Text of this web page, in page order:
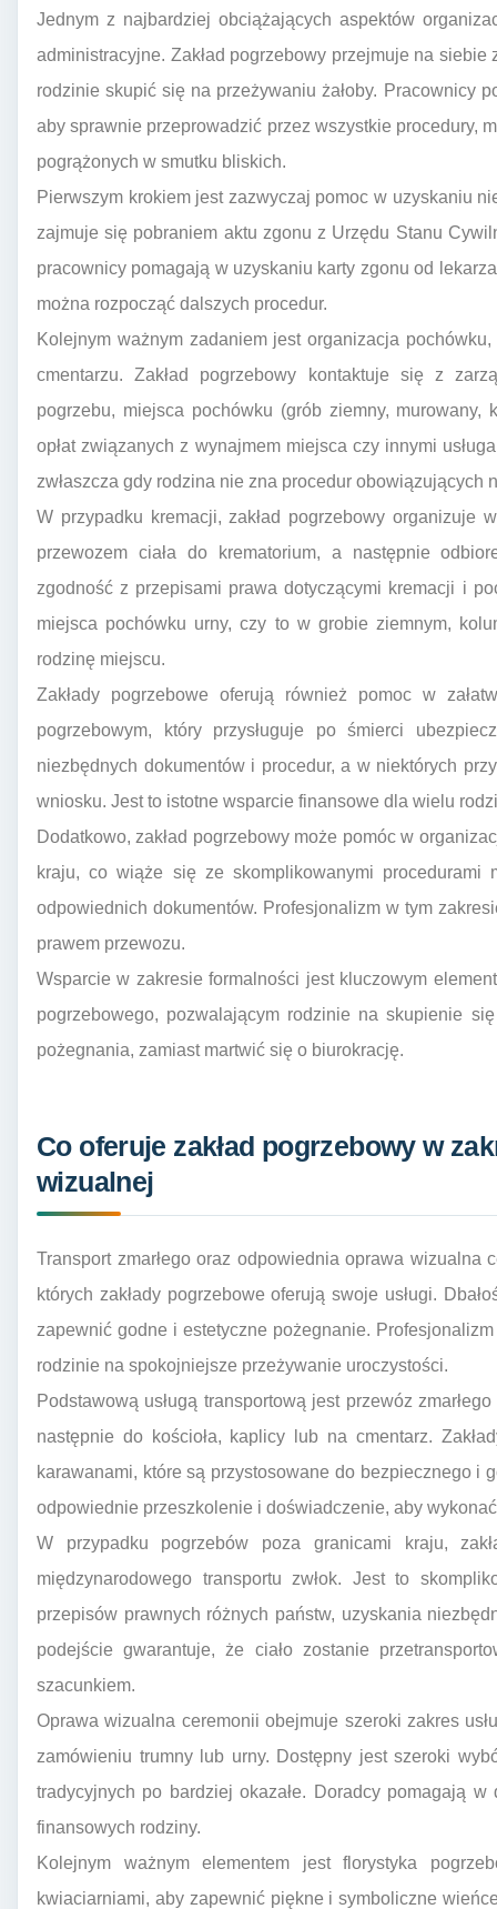
Jednym z najbardziej obciążających aspektów
administracyjne. Zakład pogrzebowy przejmuje na
rodzinie skupić się na przeżywaniu żałoby. Pracownicy
aby sprawnie przeprowadzić przez wszystkie procedury,
pogrążonych w smutku bliskich.
Pierwszym krokiem jest zazwyczaj pomoc w uzyskaniu
zajmuje się pobraniem aktu zgonu z Urzędu Stanu
pracownicy pomagają w uzyskaniu karty zgonu od
można rozpocząć dalszych procedur.
Kolejnym ważnym zadaniem jest organizacja
cmentarzu. Zakład pogrzebowy kontaktuje się z
pogrzebu, miejsca pochówku (grób ziemny, murowany,
opłat związanych z wynajmem miejsca czy innymi
zwłaszcza gdy rodzina nie zna procedur obowiązujących
W przypadku kremacji, zakład pogrzebowy organizuje
przewozem ciała do krematorium, a następnie
zgodność z przepisami prawa dotyczącymi kremacji i
miejsca pochówku urny, czy to w grobie ziemnym,
rodzinę miejscu.
Zakłady pogrzebowe oferują również pomoc w
pogrzebowym, który przysługuje po śmierci
niezbędnych dokumentów i procedur, a w niektórych
wniosku. Jest to istotne wsparcie finansowe dla wielu
Dodatkowo, zakład pogrzebowy może pomóc w
kraju, co wiąże się ze skomplikowanymi procedurami
odpowiednich dokumentów. Profesjonalizm w tym
prawem przewozu.
Wsparcie w zakresie formalności jest kluczowym
pogrzebowego, pozwalającym rodzinie na skupienie
pożegnania, zamiast martwić się o biurokrację.
Co oferuje zakład pogrzebowy w
wizualnej
Transport zmarłego oraz odpowiednia oprawa wizualna
których zakłady pogrzebowe oferują swoje usługi.
zapewnić godne i estetyczne pożegnanie.
rodzinie na spokojniejsze przeżywanie uroczystości.
Podstawową usługą transportową jest przewóz
następnie do kościoła, kaplicy lub na cmentarz.
karawanami, które są przystosowane do bezpiecznego i
odpowiednie przeszkolenie i doświadczenie, aby
W przypadku pogrzebów poza granicami kraju,
międzynarodowego transportu zwłok. Jest to
przepisów prawnych różnych państw, uzyskania
podejście gwarantuje, że ciało zostanie
szacunkiem.
Oprawa wizualna ceremonii obejmuje szeroki zakres
zamówieniu trumny lub urny. Dostępny jest szeroki
tradycyjnych po bardziej okazałe. Doradcy pomagają
finansowych rodziny.
Kolejnym ważnym elementem jest florystyka
kwiaciarniami, aby zapewnić piękne i symboliczne